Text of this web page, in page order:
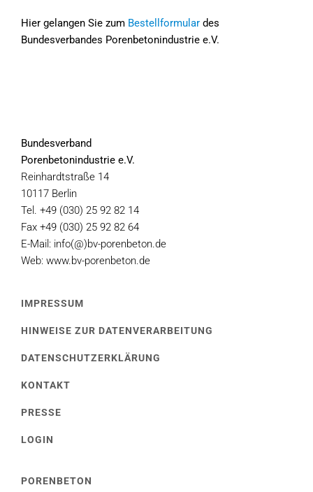
Hier gelangen Sie zum Bestellformular des
Bundesverbandes Porenbetonindustrie e.V.
Bundesverband
Porenbetonindustrie e.V.
Reinhardtstraße 14
10117 Berlin
Tel. +49 (030) 25 92 82 14
Fax +49 (030) 25 92 82 64
E-Mail: info(@)bv-porenbeton.de
Web: www.bv-porenbeton.de
IMPRESSUM
HINWEISE ZUR DATENVERARBEITUNG
DATENSCHUTZERKLÄRUNG
KONTAKT
PRESSE
LOGIN
PORENBETON